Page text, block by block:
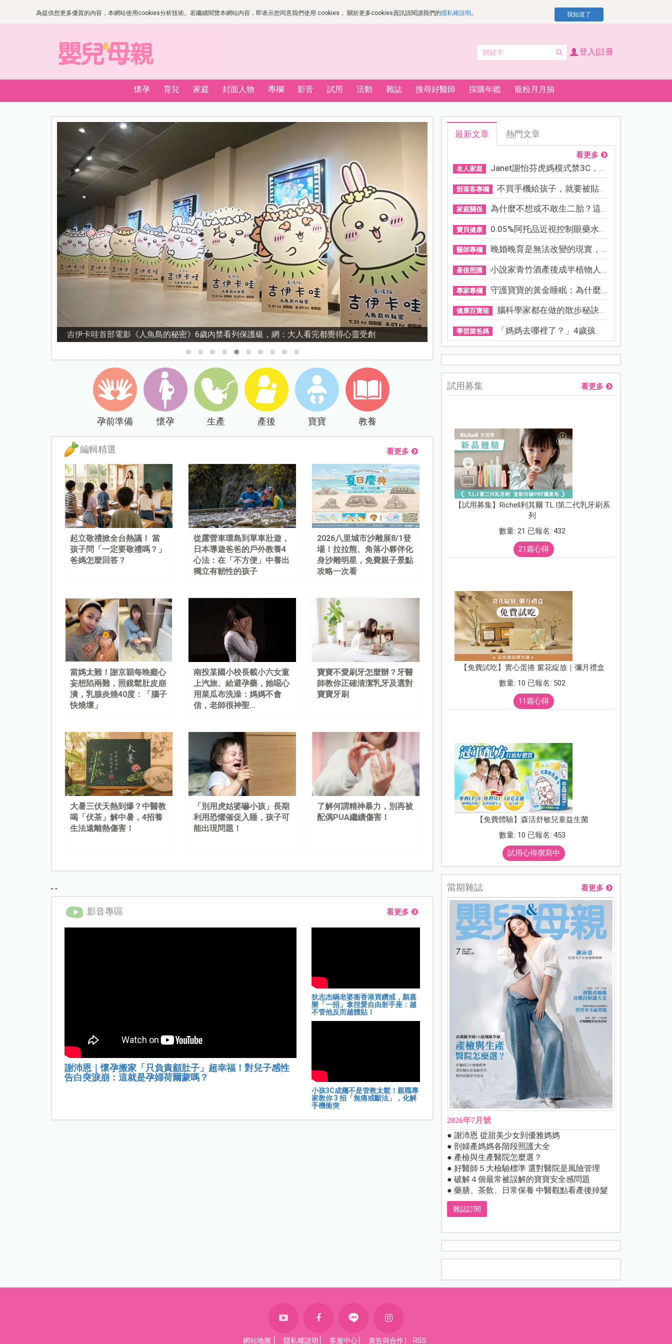
為提供您更多優質的內容，本網站使用cookies分析技術。若繼續閱覽本網站內容，即表示您同意我們使用 cookies， 關於更多cookies資訊請閱讀我們的隱私權說明 。 我知道了
登入|註冊
懷孕 育兒 家庭 封面人物 專欄 影音 試用 活動 雜誌 搜尋好醫師 採購年鑑 寵粉月月抽
資優教育15問！師鐸獎名師陳宥妤：資優教育的核心，不是成績而是讀懂孩子的心理準備度 熊本強震讓台灣人也揪心！無印良品店員發枕頭護頭、陪伴撤離
孕前準備 懷孕 生產 產後 寶寶 教養
編輯精選 看更多
起立敬禮掀全台熱議！ 當
孩子問「一定要敬禮嗎？」
爸媽怎麼回答？
從露營車環島到單車壯遊，
日本導遊爸爸的戶外教養4
心法：在「不方便」中養出
獨立有韌性的孩子
2026八里城市沙雕展8/1登
場！拉拉熊、角落小夥伴化
身沙雕明星，免費親子景點
攻略一次看
當媽太難！謝京穎每晚癡心
妄想陷兩難，照鏡鬆肚皮崩
潰，乳腺炎燒40度：「腦子
快燒壞」
南投某國小校長載小六女童
上汽旅、給避孕藥，她噁心
用菜瓜布洗澡：媽媽不會
信，老師很神聖…
寶寶不愛刷牙怎麼辦？牙醫
師教你正確清潔乳牙及選對
寶寶牙刷
大暑三伏天熱到爆？中醫教
喝「伏茶」解中暑，4招養
生法遠離熱傷害！
「別用虎姑婆嚇小孩」長期
利用恐懼催促入睡，孩子可
能出現問題！
了解何謂精神暴力，別再被
配偶PUA繼續傷害！
" "
影音專區 看更多
謝沛恩｜懷孕搬家「只負責顧肚子」超幸福！對兒子感性
告白突淚崩：這就是孕婦荷爾蒙嗎？
狄志杰瞞老婆衝香港買鑽戒，顏嘉
樂「一招」拿捏愛自由射手座：越
不管他反而越體貼！
小孩3C成癮不是管教太鬆！親職專
家教你 3 招「無痛戒斷法」，化解
手機衝突
最新文章 熱門文章
看更多
名人家庭 Janet謝怡芬虎媽模式禁3C，看...
部落客專欄 不買手機給孩子，就要被貼「...
家庭關係 為什麼不想或不敢生二胎？這8...
寶貝健康 0.05%阿托品近視控制眼藥水納...
醫師專欄 晚婚晚育是無法改變的現實，...
產後照護 小說家青竹酒產後成半植物人...
專家專欄 守護寶寶的黃金睡眠：為什麼...
健康百寶箱 腦科學家都在做的散步秘訣！...
學習當爸媽 「媽媽去哪裡了？」4歲孩子還...
試用募集 看更多
【試用募集】Richell利其爾 T.L.I第二代乳牙刷系
列
數量: 21 已報名: 432
21篇心得
【免費試吃】實心蛋捲 窗花綻放｜彌月禮盒
數量: 10 已報名: 502
11篇心得
【免費體驗】森活舒敏兒童益生菌
數量: 10 已報名: 453
試用心得撰寫中
當期雜誌 看更多
2026年7月號
● 謝沛恩 從甜美少女到優雅媽媽
● 剖婦產媽媽各階段照護大全
● 產檢與生產醫院怎麼選？
● 好醫師５大檢驗標準 選對醫院是風險管理
● 破解４個最常被誤解的寶寶安全感問題
● 藥膳、茶飲、日常保養 中醫觀點看產後掉髮
雜誌訂閱
網站地圖 隱私權說明 客服中心 廣告與合作 RSS